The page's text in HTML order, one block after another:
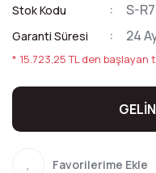
Stok Kodu S-
Garanti Süresi 24
* 15.723,25 TL den